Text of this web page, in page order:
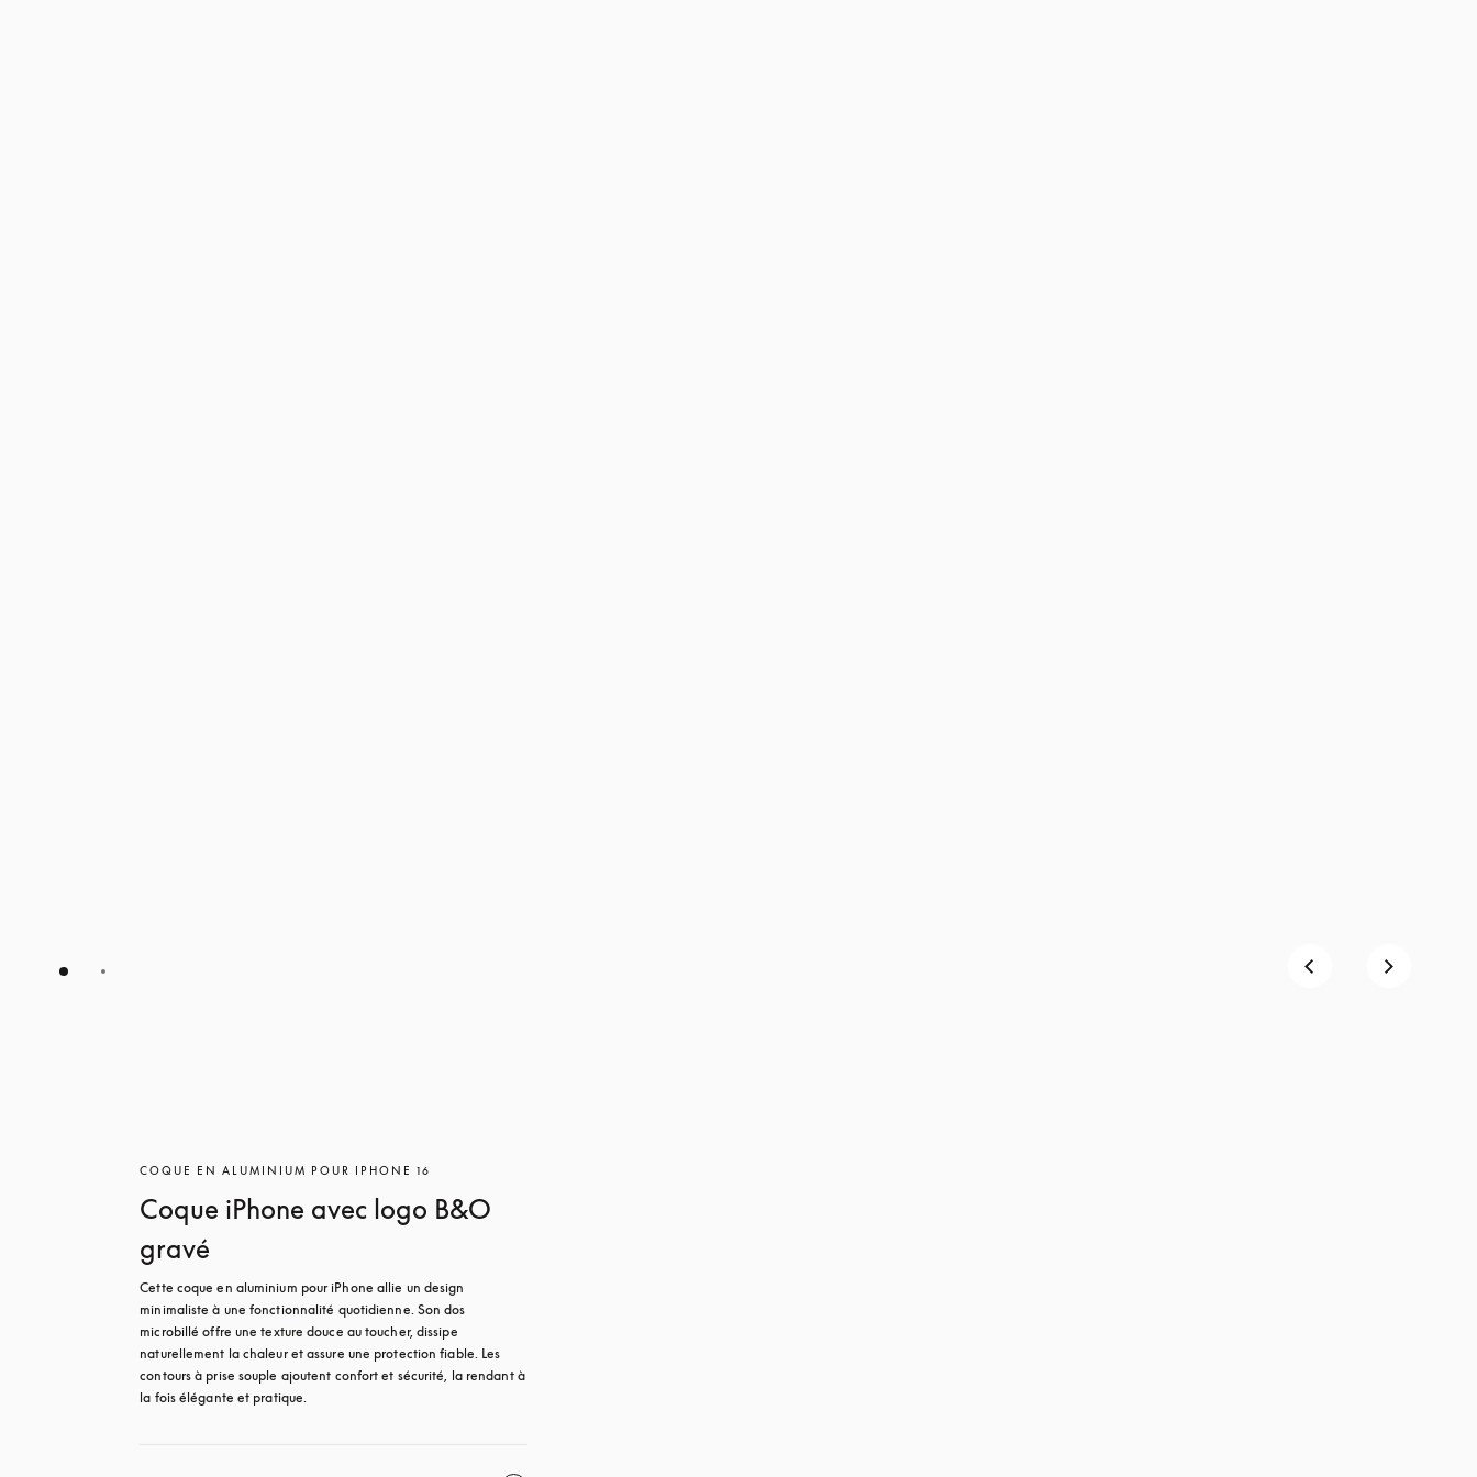
COQUE EN ALUMINIUM POUR IPHONE 16
Coque iPhone avec logo B&O
gravé
Cette coque en aluminium pour iPhone allie un design
minimaliste à une fonctionnalité quotidienne. Son dos
microbillé offre une texture douce au toucher, dissipe
naturellement la chaleur et assure une protection fiable. Les
contours à prise souple ajoutent confort et sécurité, la rendant à
la fois élégante et pratique.